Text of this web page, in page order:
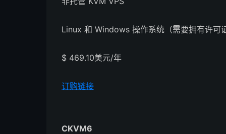
Linux 和 Windows 操作系统（需要拥有许可
$ 469.10美元/年
订购链接
CKVM6